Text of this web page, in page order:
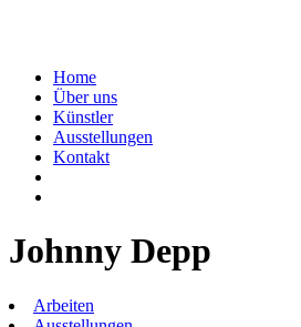
Home
Über uns
Künstler
Ausstellungen
Kontakt
Johnny Depp
Arbeiten